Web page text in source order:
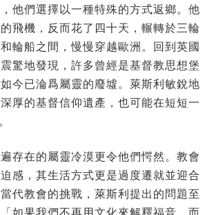
他們選擇以一種特殊的方式返鄉。他
飛機，反而花了四十天，輾轉於三輪
輪船之間，慢慢穿越歐洲。回到英國
驚地發現，許多曾經是基督教思想堡
今已淪爲屬靈的廢墟。萊斯利敏銳地
厚的基督信仰遺產，也可能在短短一
存在的屬靈冷漠更令他們愕然。教會
感，其生活方式更是過度遷就並迎合
代教會的挑戰，萊斯利提出的問題至
如果我們不再用文化來解釋福音，而